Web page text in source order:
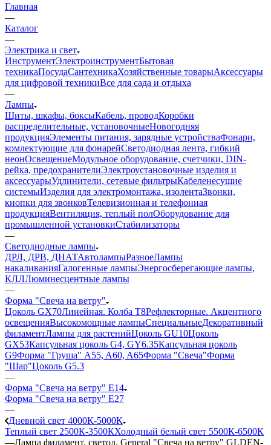
Главная
—
Каталог
—
Электрика и свет
ИнструментЭлектроинструментБытовая
техникаПосудаСантехникаХозяйственные товарыАксессуары
для цифровой техникиВсе для сада и отдыха
—
Лампы
Щиты, шкафы, боксыКабель, проводКоробки
распределительные, установочныеНовогодняя
продукцияЭлементы питания, зарядные устройстваФонари,
комлектующие для фонарейСветодиодная лента, гибкий
неонОсвещениеМодульное оборудование, счетчики, DIN-
рейка, предохранителиЭлектроустановочные изделия и
аксессуарыУдлинители, сетевые фильтрыКабеленесущие
системыИзделия для электромонтажа, изолентаЗвонки,
кнопки для звонковТелевизионная и телефонная
продукцияВентиляция, теплый полОборудование для
промышленной установкиСтабилизаторы
—
Светодиодные лампы
ДРЛ, ДРВ, ДНАТАвтолампыРазноеЛампы
накаливанияГалогенные лампыЭнергосберегающие лампы,
КЛЛЛюминесцентные лампы
—
Форма "Свеча на ветру"
Цоколь GX70Линейная. Колба Т8Рефлекторные. Акцентного
освещенияВысокомощные лампыСпециальныеДекоративный
филаментЛампы для растенийЦоколь GU10Цоколь
GX53Капсульная цоколь G4, GY6.35Капсульная цоколь
G9Форма "Груша" A55, A60, A65Форма "Свеча"Форма
"Шар"Цоколь G5.3
—
Форма "Свеча на ветру" E14
Форма "Свеча на ветру" E27
—
Дневной свет 4000К-5000К
Теплый свет 2500К-3500КХолодный белый свет 5500К-6500К
—Лампа филамент. светод. General "Свеча на ветру" GLDEN-